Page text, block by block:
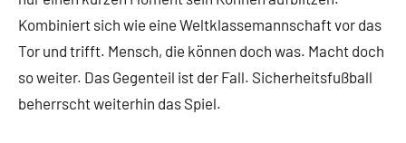
Kombiniert sich wie eine Weltklassemannschaft vor das
Tor und trifft. Mensch, die können doch was. Macht doch
so weiter. Das Gegenteil ist der Fall. Sicherheitsfußball
beherrscht weiterhin das Spiel.